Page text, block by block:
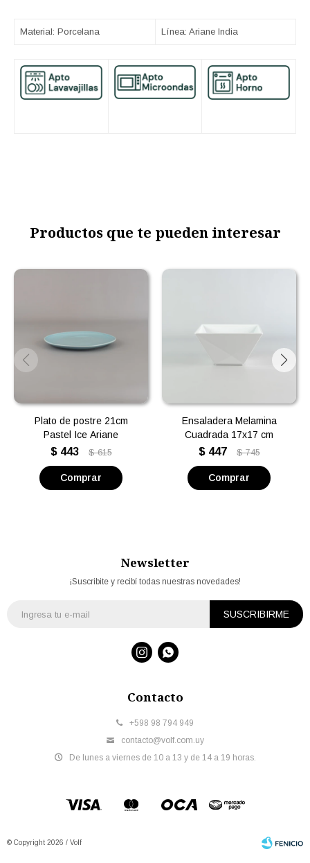
Material: Porcelana Línea: Ariane India
Productos que te pueden interesar
Plato de postre 21cm
Pastel Ice Ariane
$ 443 $ 615
Ensaladera Melamina
Cuadrada 17x17 cm
$ 447 $ 745
Contacto
+598 98 794 949
contacto@volf.com.uy
De lunes a viernes de 10 a 13 y de 14 a 19 horas.
Newsletter
¡Suscribite y recibí todas nuestras novedades!
SUSCRIBIRME
 
© Copyright 2026 / Volf